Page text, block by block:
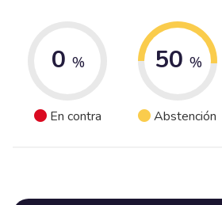
0 %
En contra
50 %
Abstención